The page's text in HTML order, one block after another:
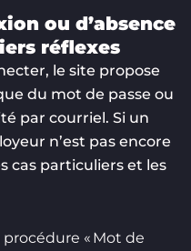
ou d’absence
réflexes
le site propose
du mot de passe ou
par courriel. Si un
n’est pas encore
cas particuliers et les
« Mot de